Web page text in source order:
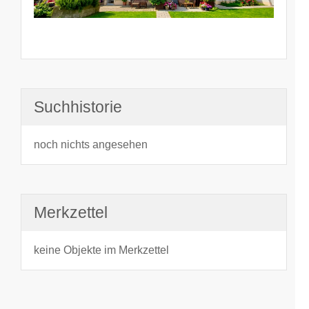
Suchhistorie
noch nichts angesehen
Merkzettel
keine Objekte im Merkzettel